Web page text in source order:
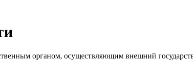
органом, осуществляющим внешний